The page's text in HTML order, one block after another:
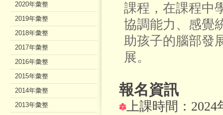
課程，在課程中
協調能力、感覺
助孩子的腦部發
展。
報名資訊
上課時間：2024
2020年彙整
2019年彙整
2018年彙整
2017年彙整
2016年彙整
2015年彙整
2014年彙整
2013年彙整